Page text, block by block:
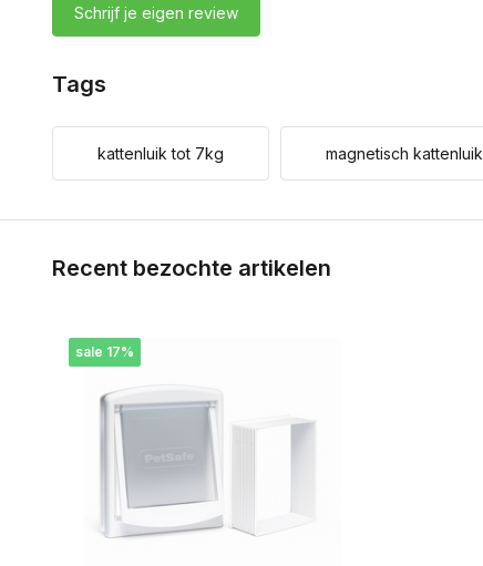
Schrijf je eigen review
Tags
kattenluik tot 7kg magnetisch kattenluik
Recent bezochte artikelen
sale 17%